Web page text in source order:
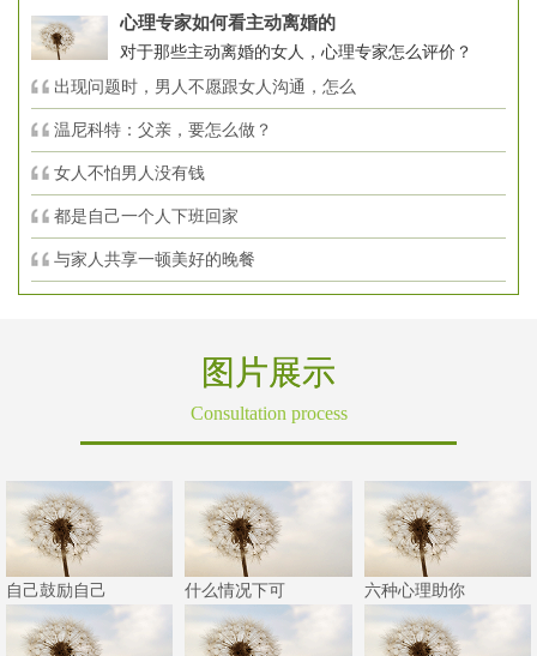
心理专家如何看主动离婚的
对于那些主动离婚的女人，心理专家怎么评价？
出现问题时，男人不愿跟女人沟通，怎么
温尼科特：父亲，要怎么做？
女人不怕男人没有钱
都是自己一个人下班回家
与家人共享一顿美好的晚餐
图片展示
Consultation process
自己鼓励自己 什么情况下可 六种心理助你